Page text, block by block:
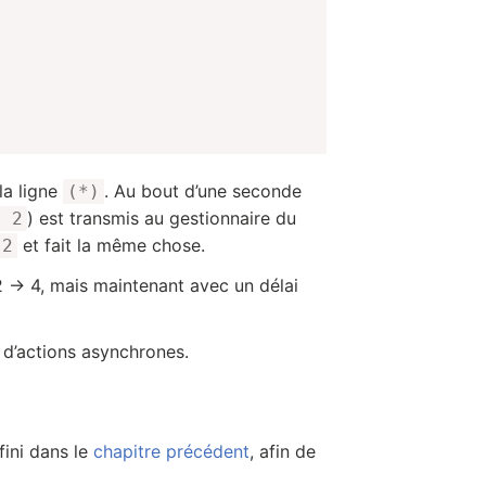
ligne (*) . Au bout d’une seconde
2 ) est transmis au gestionnaire du
2 et fait la même chose.
→ 4, mais maintenant avec un délai
asynchrones.
dans le chapitre précédent, afin de